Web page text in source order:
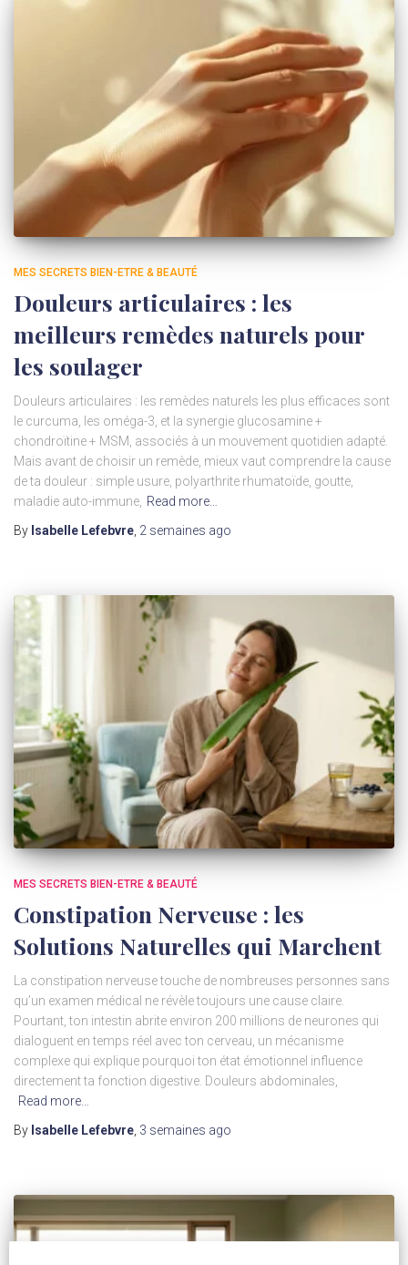
MES SECRETS BIEN-ETRE & BEAUTÉ
Douleurs articulaires : les
meilleurs remèdes naturels pour
les soulager
Douleurs articulaires : les remèdes naturels les plus efficaces sont
le curcuma, les oméga-3, et la synergie glucosamine +
chondroïtine + MSM, associés à un mouvement quotidien adapté.
Mais avant de choisir un remède, mieux vaut comprendre la cause
de ta douleur : simple usure, polyarthrite rhumatoïde, goutte,
maladie auto-immune, Read more…
By Isabelle Lefebvre 2 semaines ago
MES SECRETS BIEN-ETRE & BEAUTÉ
Constipation Nerveuse : les
Solutions Naturelles qui Marchent
La constipation nerveuse touche de nombreuses personnes sans
qu’un examen médical ne révèle toujours une cause claire.
Pourtant, ton intestin abrite environ 200 millions de neurones qui
dialoguent en temps réel avec ton cerveau, un mécanisme
complexe qui explique pourquoi ton état émotionnel influence
directement ta fonction digestive. Douleurs abdominales,
Read more…
By Isabelle Lefebvre, 3 semaines ago